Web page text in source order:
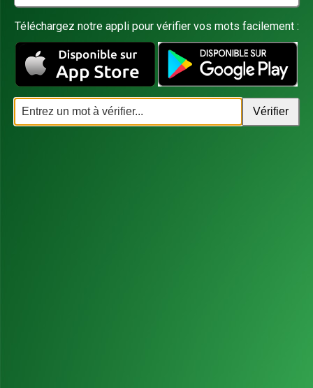
Téléchargez notre appli pour vérifier vos mots facilement :